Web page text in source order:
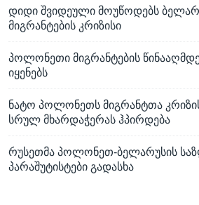
დიდი შვიდეული მოუწოდებს
მიგრანტების კრიზისი
პოლონეთი მიგრანტების
იყენებს
ნატო პოლონეთს მიგრანტთა
სრულ მხარდაჭერას ჰპირდება
რუსეთმა პოლონეთ-ბელარუსის
პარაშუტისტები გადასხა